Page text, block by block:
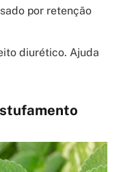
por retenção
diurético. Ajuda